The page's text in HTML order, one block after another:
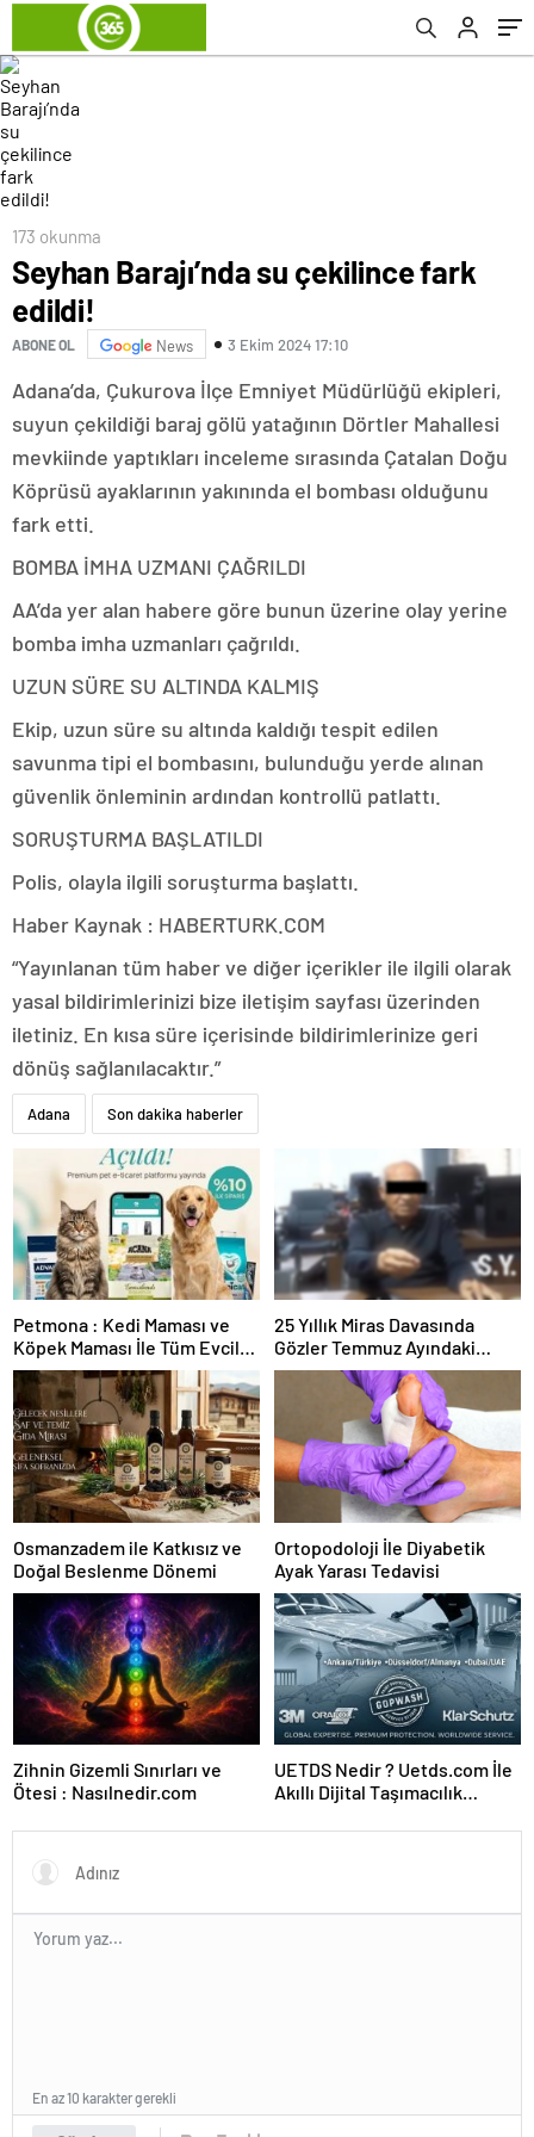
173 okunma
Seyhan Barajı’nda su çekilince fark
edildi!
ABONE OL News 3 Ekim 2024 17:10
Adana’da, Çukurova İlçe Emniyet Müdürlüğü ekipleri,
suyun çekildiği baraj gölü yatağının Dörtler Mahallesi
mevkiinde yaptıkları inceleme sırasında Çatalan Doğu
Köprüsü ayaklarının yakınında el bombası olduğunu
fark etti.
BOMBA İMHA UZMANI ÇAĞRILDI
AA’da yer alan habere göre bunun üzerine olay yerine
bomba imha uzmanları çağrıldı.
UZUN SÜRE SU ALTINDA KALMIŞ
Ekip, uzun süre su altında kaldığı tespit edilen
savunma tipi el bombasını, bulunduğu yerde alınan
güvenlik önleminin ardından kontrollü patlattı.
SORUŞTURMA BAŞLATILDI
Polis, olayla ilgili soruşturma başlattı.
Haber Kaynak : HABERTURK.COM
“Yayınlanan tüm haber ve diğer içerikler ile ilgili olarak
yasal bildirimlerinizi bize iletişim sayfası üzerinden
iletiniz. En kısa süre içerisinde bildirimlerinize geri
dönüş sağlanılacaktır.”
Adana Son dakika haberler
Petmona : Kedi Maması ve
Köpek Maması İle Tüm Evcil
Hayvan Ürünleri
25 Yıllık Miras Davasında
Gözler Temmuz Ayındaki
Karar Duruşmasına Çevrildi
Osmanzadem ile Katkısız ve
Doğal Beslenme Dönemi
Ortopodoloji İle Diyabetik
Ayak Yarası Tedavisi
Zihnin Gizemli Sınırları ve
Ötesi : Nasılnedir.com
UETDS Nedir ? Uetds.com İle
Akıllı Dijital Taşımacılık
En az 10 karakter gerekli